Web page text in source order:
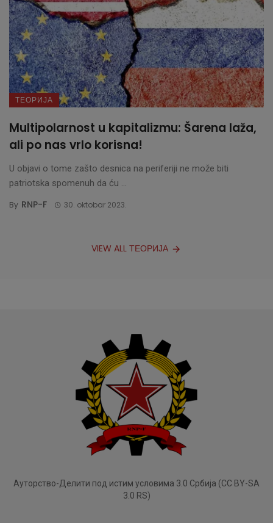
ТЕОРИЈА
Multipolarnost u kapitalizmu: Šarena laža,
ali po nas vrlo korisna!
U objavi o tome zašto desnica na periferiji ne može biti
patriotska spomenuh da ću ...
By RNP-F 30. oktobar 2023.
VIEW ALL ТЕОРИЈА
Ауторство-Делити под истим условима 3.0 Србија (CC BY-SA
3.0 RS)